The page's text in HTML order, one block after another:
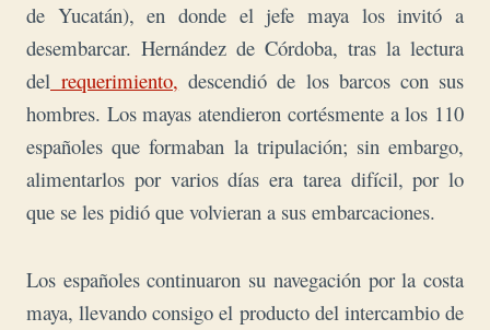
de Yucatán), en donde el jefe maya los invitó a
desembarcar. Hernández de Córdoba, tras la lectura
del requerimiento, descendió de los barcos con sus
hombres. Los mayas atendieron cortésmente a los 110
españoles que formaban la tripulación; sin embargo,
alimentarlos por varios días era tarea difícil, por lo
que se les pidió que volvieran a sus embarcaciones.
Los españoles continuaron su navegación por la costa
maya, llevando consigo el producto del intercambio de